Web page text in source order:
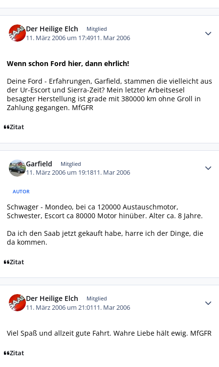
Der Heilige Elch Mitglied
11. März 2006 um 17:4911. Mar 2006
Wenn schon Ford hier, dann ehrlich!
Deine Ford - Erfahrungen, Garfield, stammen die vielleicht aus
der Ur-Escort und Sierra-Zeit? Mein letzter Arbeitsesel
besagter Herstellung ist grade mit 380000 km ohne Groll in
Zahlung gegangen. MfGFR
Zitat
Garfield Mitglied
11. März 2006 um 19:1811. Mar 2006
AUTOR
Schwager - Mondeo, bei ca 120000 Austauschmotor,
Schwester, Escort ca 80000 Motor hinüber. Alter ca. 8 Jahre.
Da ich den Saab jetzt gekauft habe, harre ich der Dinge, die
da kommen.
Zitat
Der Heilige Elch Mitglied
11. März 2006 um 21:0111. Mar 2006
Viel Spaß und allzeit gute Fahrt. Wahre Liebe hält ewig. MfGFR
Zitat